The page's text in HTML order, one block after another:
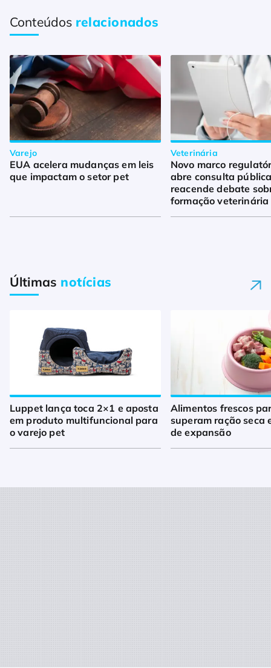
Conteúdos relacionados
Varejo
EUA acelera mudanças em leis
que impactam o setor pet
Veterinária
Novo marco
abre consulta
reacende debate
formação veterinária
Últimas notícias
Luppet lança toca 2×1 e aposta
em produto multifuncional para
o varejo pet
Alimentos frescos
superam ração seca
de expansão